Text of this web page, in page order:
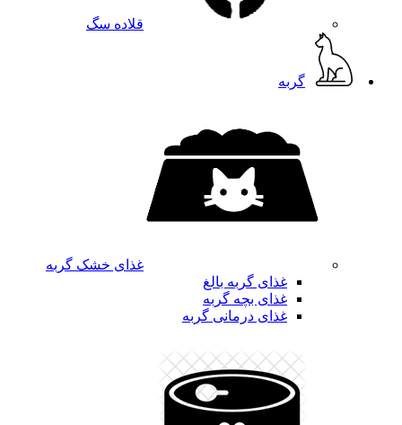
قلاده سگ
گربه
غذای خشک گربه
غذای گربه بالغ
غذای بچه گربه
غذای درمانی گربه